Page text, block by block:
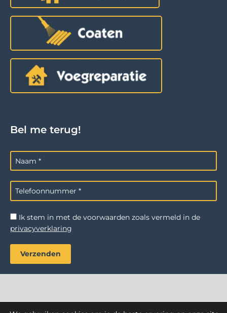
Bel me terug!
Ik stem in met de voorwaarden zoals vermeld in de
privacyverklaring